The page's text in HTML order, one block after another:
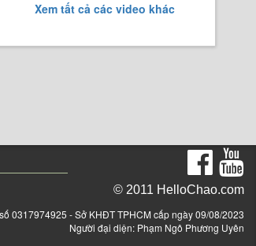
Xem tất cả các video khác
© 2011 HelloChao.com
0317974925 - Sở KHĐT TPHCM cấp ngày 09/08/2023
Người đại diện: Phạm Ngô Phương Uyên